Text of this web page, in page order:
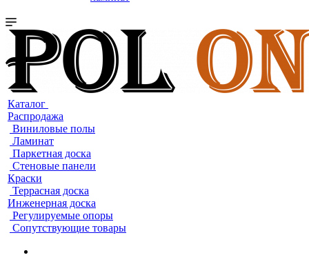
Каталог
Распродажа
Виниловые полы
Ламинат
Паркетная доска
Стеновые панели
Краски
Террасная доска
Инженерная доска
Регулируемые опоры
Сопутствующие товары